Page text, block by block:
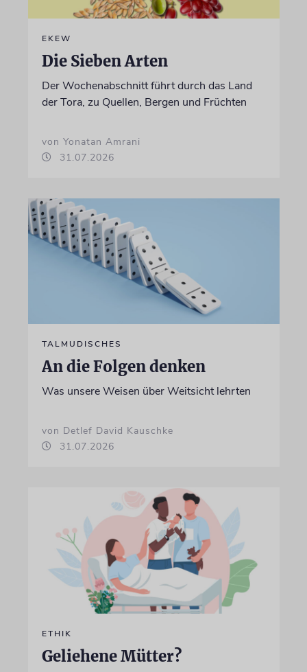
EKEW
Die Sieben Arten
Der Wochenabschnitt führt durch das Land
der Tora, zu Quellen, Bergen und Früchten
von Yonatan Amrani
31.07.2026
TALMUDISCHES
An die Folgen denken
Was unsere Weisen über Weitsicht lehrten
von Detlef David Kauschke
31.07.2026
ETHIK
Geliehene Mütter?